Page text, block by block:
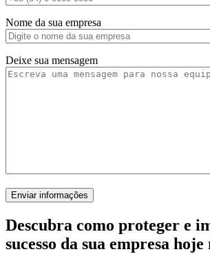
Nome da sua empresa
Deixe sua mensagem
Descubra como proteger e
sucesso da sua empresa hoje